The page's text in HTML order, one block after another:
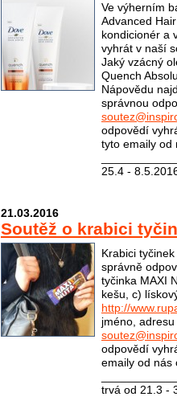
Ve výherním
Advanced
kondicionér a
vyhrát v naší
Jaký vzácný
Quench
Nápovědu
správnou
odpovědí
tyto emaily od
25.4 -
21.03.2016
Soutěž o krabici
Krabici
správně
tyčinka MAXI
kešu, c)
http://
jméno,
odpovědí
emaily od nás
trvá od 21.3 -